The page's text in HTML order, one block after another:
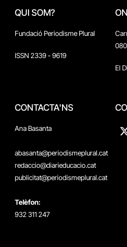
QUI SOM?
Fundació Periodisme Plural
ISSN 2339 - 9619
El
CONTACTA'NS
Ana Basanta
abasanta@periodismeplural.cat
redaccio@diarieducacio.cat
publicitat@periodismeplural.cat
Telèfon:
932 311 247